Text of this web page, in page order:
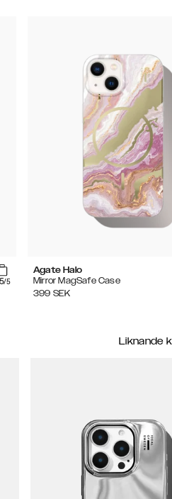
/5
Agate Halo
Mirror MagSafe Case
399 SEK
Liknande